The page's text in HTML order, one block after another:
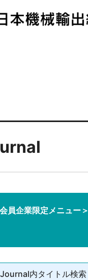
員企業限定メニュー＞
Journal内タイトル検索